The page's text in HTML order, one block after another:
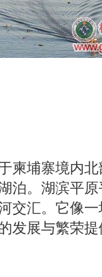
埔寨境内北
泊。湖滨平
交汇。它像
发展与繁荣